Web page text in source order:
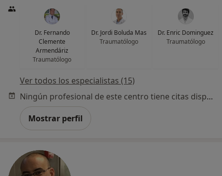
Dr. Fernando
Clemente
Armendáriz
Traumatólogo
Dr. Jordi Boluda Mas
Traumatólogo
Dr. Enric Dominguez
Traumatólogo
Ver todos los especialistas (15)
Ningún profesional de este centro tiene citas disponibles
Mostrar perfil